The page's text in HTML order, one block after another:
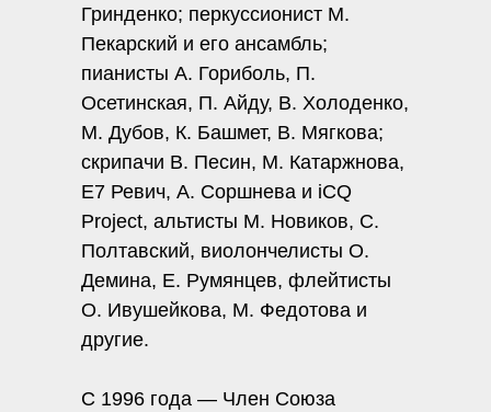
Гринденко; перкуссионист М.
Пекарский и его ансамбль;
пианисты А. Гориболь, П.
Осетинская, П. Айду, В. Холоденко,
М. Дубов, К. Башмет, В. Мягкова;
скрипачи В. Песин, М. Катаржнова,
Е7 Ревич, А. Соршнева и iCQ
Project, альтисты М. Новиков, С.
Полтавский, виолончелисты О.
Демина, Е. Румянцев, флейтисты
О. Ивушейкова, М. Федотова и
другие.
С 1996 года — Член Союза